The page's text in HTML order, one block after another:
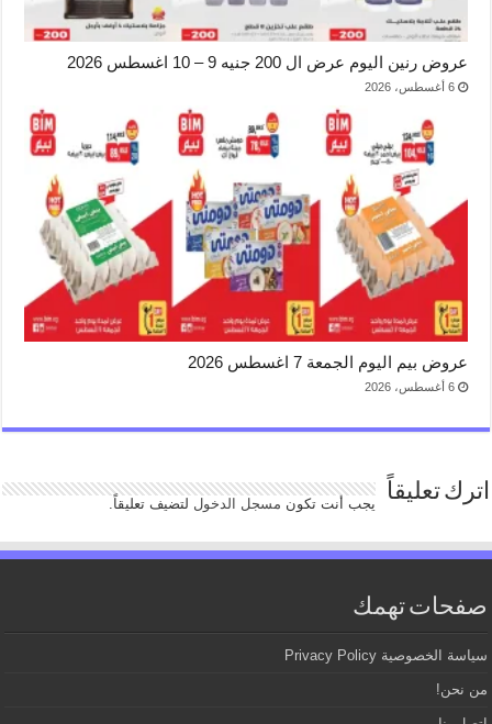
عروض رنين اليوم عرض ال 200 جنيه 9 – 10 اغسطس 2026
6 أغسطس، 2026
عروض بيم اليوم الجمعة 7 اغسطس 2026
6 أغسطس، 2026
اترك تعليقاً يجب أنت تكون مسجل الدخوللتضيف تعليقاً.
صفحات تهمك
سياسة الخصوصية Privacy Policy
من نحن!